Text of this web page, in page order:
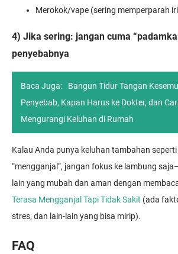
Merokok/vape (sering memperparah
4) Jika sering: jangan cuma
penyebabnya
Baca Juga:
Bangun Tidur Tangan
Penyebab, Kapan Harus ke Dokter, dan
Mengurangi Keluhan di Rumah
Kalau Anda punya keluhan tambahan
“mengganjal”, jangan fokus ke lambung
lain yang mubah dan aman dengan
Terasa Mengganjal Tapi Tidak Sakit (ada
stres, dan lain-lain yang bisa mirip).
FAQ